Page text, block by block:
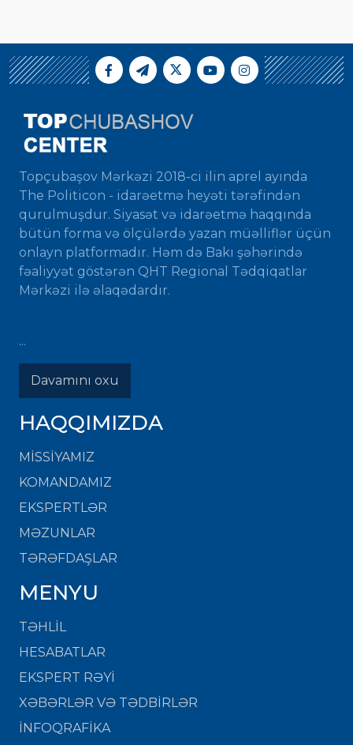
Topçubaşov Mərkəzi 2018-ci ilin aprel ayında
The Politicon - idarəetmə heyəti tərəfindən
qurulmuşdur. Siyasət və idarəetmə haqqında
bütün forma və ölçülərdə yazan müəlliflər üçün
onlayn platformadır. Həm də Bakı şəhərində
fəaliyyət göstərən QHT Regional Tədqiqatlar
Mərkəzi ilə əlaqədardır.
...
Davamını oxu
HAQQIMIZDA
MISSIYAMIZ
KOMANDAMIZ
EKSPERTLƏR
MƏZUNLAR
TƏRƏFDAŞLAR
MENYU
TƏHLİL
HESABATLAR
EKSPERT RƏYİ
XƏBƏRLƏR VƏ TƏDBİRLƏR
İNFOQRAFİKA